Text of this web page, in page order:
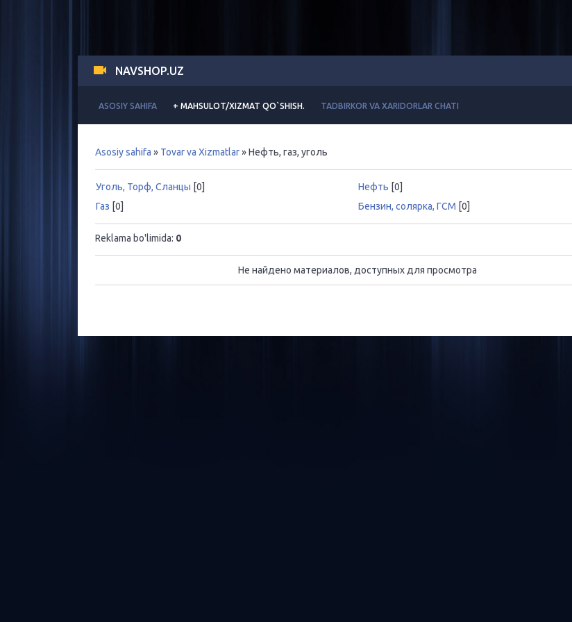
NAVSHOP.UZ
ASOSIY SAHIFA + MAHSULOT/XIZMAT QO`SHISH. TADBIRKOR VA XARIDORLAR CHATI
Asosiy sahifa » Tovar va Xizmatlar» Нефть, газ, уголь
Уголь, Торф, Сланцы [0] Нефть [0]
Газ [0] Бензин, солярка, ГСМ [0]
Reklama bo'limida: 0
Не найдено материалов, доступных для просмотра